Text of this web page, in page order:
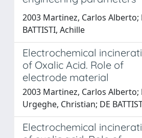
2003 Martinez, Carlos Alberto;
BATTISTI, Achille
Electrochemical
of Oxalic Acid. Role of
electrode material
2003 Martinez, Carlos Alberto;
Urgeghe, Christian; DE
Electrochemical